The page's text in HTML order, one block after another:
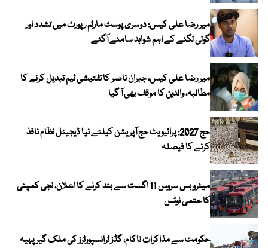
میر رضا علی کیس: دوسری پوسٹ مارٹم رپورٹ میں تشدد اور
گولی لگنے کے اہم شواہد سامنے آگئے
میر رضا علی کیس، جبران ناصر کا تفتیشی ٹیم تبدیل کرنے کا
مطالبہ، والدین کا موقف بھی آ گیا
حج 2027: پرائیویٹ حج آپریشن کیلئے نیا ڈیجیٹل نظام نافذ
کرنے کا فیصلہ
میٹرو بس سروس 11 اگست سے بند کرنے کا اعلان، نجی کمپنی
کا حتمی نوٹس
حکومت سے مذاکرات ناکام، گڈز ٹرانسپورٹرز کی ملک گیر پہیہ